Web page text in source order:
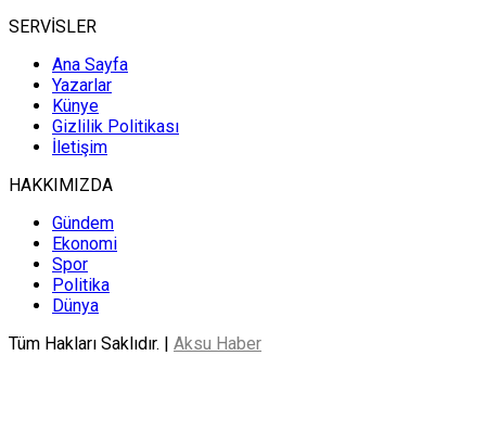
SERVİSLER
Ana Sayfa
Yazarlar
Künye
Gizlilik Politikası
İletişim
HAKKIMIZDA
Gündem
Ekonomi
Spor
Politika
Dünya
Tüm Hakları Saklıdır. | Aksu Haber